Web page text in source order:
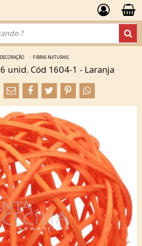
DECORAÇÃO FIBRAS NATURAIS
unid. Cód 1604-1 - Laranja